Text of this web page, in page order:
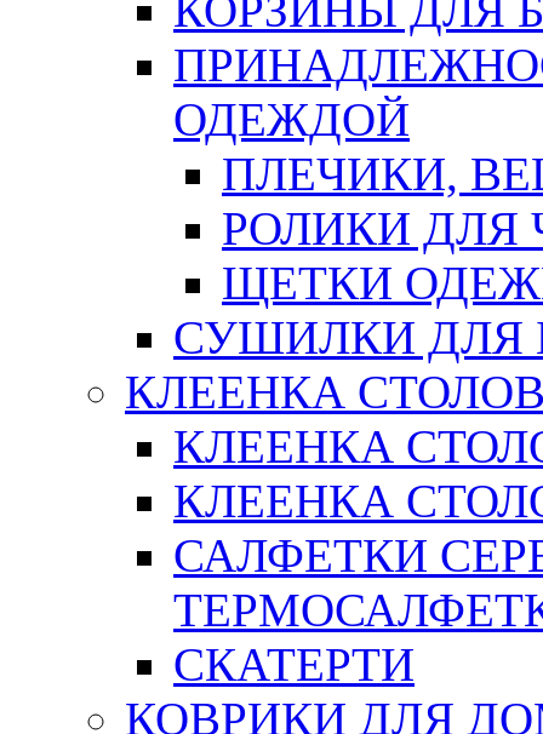
КОРЗИНЫ ДЛЯ
ОДЕЖДОЙ
ПЛЕЧИКИ,
РОЛИКИ ДЛЯ
ЩЕТКИ
СУШИЛКИ ДЛЯ
КЛЕЕНКА
КЛЕЕНКА
КЛЕЕНКА
САЛФЕТКИ
СКАТЕРТИ
КОВРИКИ ДЛЯ